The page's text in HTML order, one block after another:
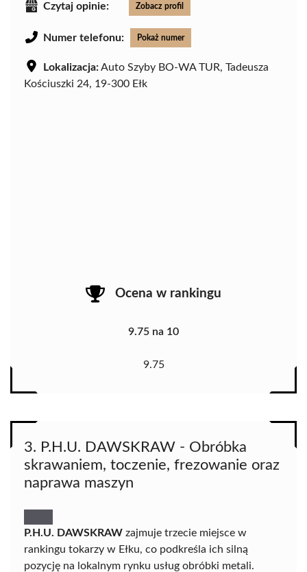
Czytaj opinie: Zobacz profil
Numer telefonu: Pokaż numer
Lokalizacja:Auto Szyby BO-WA TUR, Tadeusza
Kościuszki 24, 19-300 Ełk
Ocena w rankingu
9.75 na 10
9.75
3. P.H.U. DAWSKRAW - Obróbka
skrawaniem, toczenie, frezowanie oraz
naprawa maszyn
P.H.U. DAWSKRAW zajmuje trzecie miejsce w
rankingu tokarzy w Ełku, co podkreśla ich silną
pozycję na lokalnym rynku usług obróbki metali.